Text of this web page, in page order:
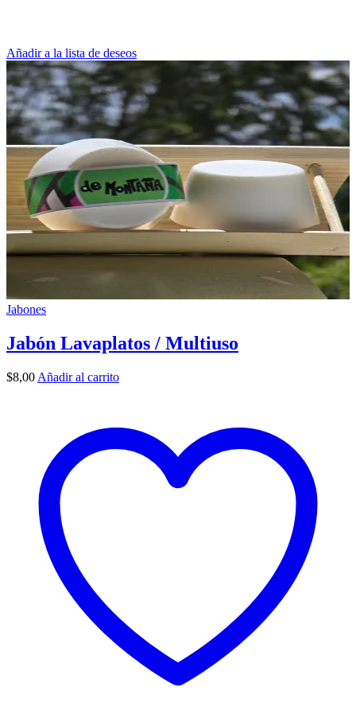
Añadir a la lista de deseos
Jabones
Jabón Lavaplatos / Multiuso
$8,00 Añadir al carrito